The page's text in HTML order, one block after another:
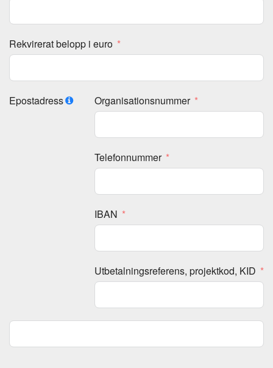
Rekvirerat belopp i euro
Organisationsnummer
Telefonnummer
IBAN
Utbetalningsreferens, projektkod, KID
Epostadress